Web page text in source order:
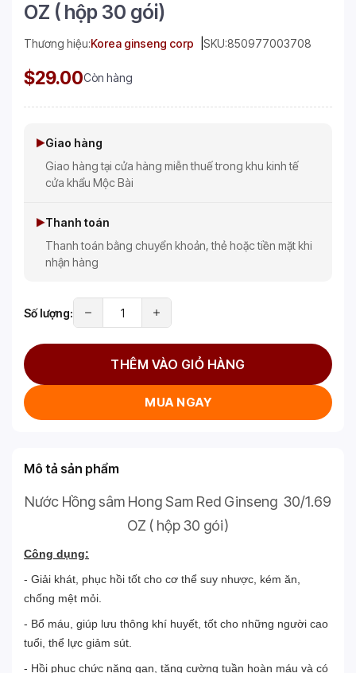
OZ ( hộp 30 gói)
Thương hiệu:Korea ginseng corp SKU:850977003708
$29.00Còn hàng
Giao hàng
Giao hàng tại cửa hàng miễn thuế trong khu kinh tế
cửa khẩu Mộc Bài
Thanh toán
Thanh toán bằng chuyển khoản, thẻ hoặc tiền mặt khi
nhận hàng
Số lượng:
THÊM VÀO GIỎ HÀNG
MUA NGAY
Mô tả sản phẩm
Nước Hồng sâm Hong Sam Red Ginseng 30/1.69
OZ ( hộp 30 gói)
Công dụng:
- Giải khát, phục hồi tốt cho cơ thể suy nhược, kém ăn,
chống mệt mỏi.
- Bổ máu, giúp lưu thông khí huyết, tốt cho những người cao
tuổi, thể lực giảm sút.
- Hồi phục chức năng gan, tăng cường tuần hoàn máu và có